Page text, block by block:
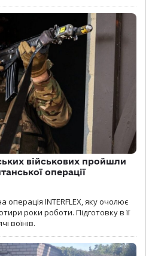
військових пройшли
операції
INTERFLEX, яку очолює
роки роботи. Підготовку в її
воїнів.